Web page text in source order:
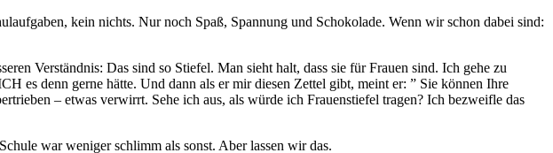
kein nichts. Nur noch Spaß, Spannung und Schokolade. Wenn wir schon dabei sind:
Verständnis: Das sind so Stiefel. Man sieht halt, dass sie für Frauen sind. Ich gehe zu
es denn gerne hätte. Und dann als er mir diesen Zettel gibt, meint er: ” Sie können Ihre
– etwas verwirrt. Sehe ich aus, als würde ich Frauenstiefel tragen? Ich bezweifle das
war weniger schlimm als sonst. Aber lassen wir das.